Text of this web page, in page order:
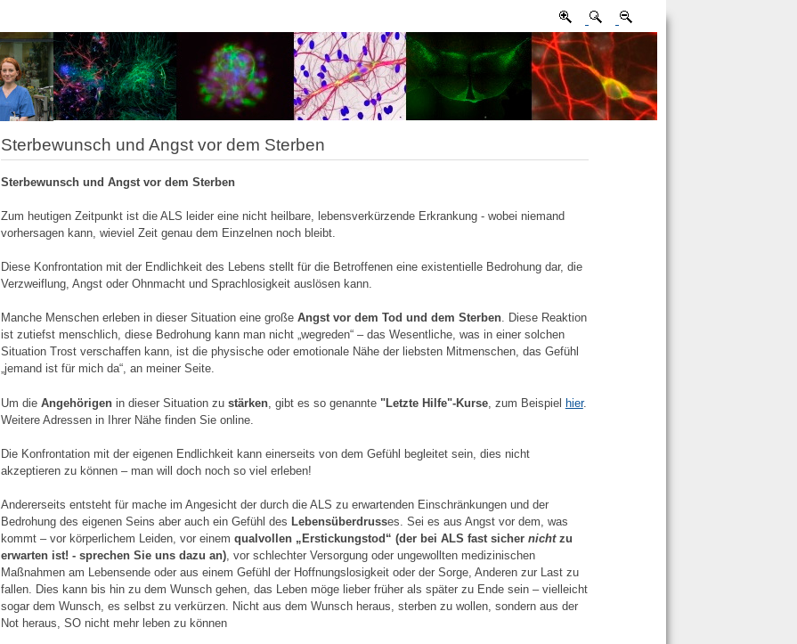
Sterbewunsch und Angst vor dem Sterben
Sterbewunsch und Angst vor dem Sterben
Zum heutigen Zeitpunkt ist die ALS leider eine nicht heilbare, lebensverkürzende Erkrankung - wobei niemand
vorhersagen kann, wieviel Zeit genau dem Einzelnen noch bleibt.
Diese Konfrontation mit der Endlichkeit des Lebens stellt für die Betroffenen eine existentielle Bedrohung dar, die
Verzweiflung, Angst oder Ohnmacht und Sprachlosigkeit auslösen kann.
Manche Menschen erleben in dieser Situation eine große Angst vor dem Tod und dem Sterben. Diese Reaktion
ist zutiefst menschlich, diese Bedrohung kann man nicht „wegreden“ – das Wesentliche, was in einer solchen
Situation Trost verschaffen kann, ist die physische oder emotionale Nähe der liebsten Mitmenschen, das Gefühl
„jemand ist für mich da“, an meiner Seite.
Um die Angehörigenin dieser Situation zu stärken, gibt es so genannte "Letzte Hilfe"-Kurse, zum Beispiel hier.
Weitere Adressen in Ihrer Nähe finden Sie online.
Die Konfrontation mit der eigenen Endlichkeit kann einerseits von dem Gefühl begleitet sein, dies nicht
akzeptieren zu können – man will doch noch so viel erleben!
Andererseits entsteht für mache im Angesicht der durch die ALS zu erwartenden Einschränkungen und der
Bedrohung des eigenen Seins aber auch ein Gefühl des Lebensüberdrusses. Sei es aus Angst vor dem, was
kommt – vor körperlichem Leiden, vor einem qualvollen „Erstickungstod“ (der bei ALS fast sicher nichtzu
erwarten ist! - sprechen Sie uns dazu an), vor schlechter Versorgung oder ungewollten medizinischen
Maßnahmen am Lebensende oder aus einem Gefühl der Hoffnungslosigkeit oder der Sorge, Anderen zur Last zu
fallen. Dies kann bis hin zu dem Wunsch gehen, das Leben möge lieber früher als später zu Ende sein – vielleicht
sogar dem Wunsch, es selbst zu verkürzen. Nicht aus dem Wunsch heraus, sterben zu wollen, sondern aus der
Not heraus, SO nicht mehr leben zu können